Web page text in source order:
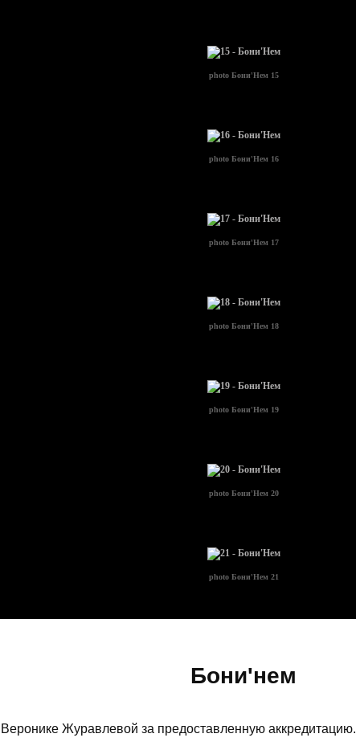
photo Бони'Нем 15
photo Бони'Нем 16
photo Бони'Нем 17
photo Бони'Нем 18
photo Бони'Нем 19
photo Бони'Нем 20
photo Бони'Нем 21
Бони'нем
Журавлевой за предоставленную аккредитацию.